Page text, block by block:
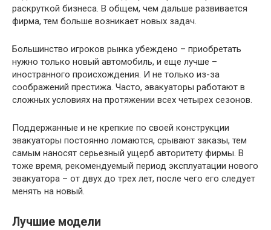
раскруткой бизнеса. В общем, чем дальше развивается
фирма, тем больше возникает новых задач.
Большинство игроков рынка убеждено – приобретать
нужно только новый автомобиль, и еще лучше –
иностранного происхождения. И не только из-за
соображений престижа. Часто, эвакуаторы работают в
сложных условиях на протяжении всех четырех сезонов.
Поддержанные и не крепкие по своей конструкции
эвакуаторы постоянно ломаются, срывают заказы, тем
самым наносят серьезный ущерб авторитету фирмы. В
тоже время, рекомендуемый период эксплуатации нового
эвакуатора – от двух до трех лет, после чего его следует
менять на новый.
Лучшие модели